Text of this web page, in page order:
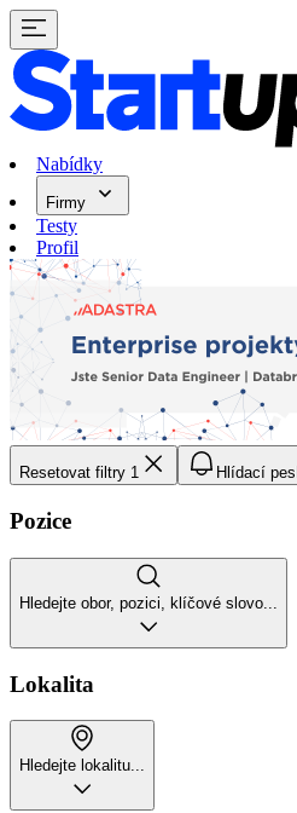
Nabídky
Firmy
Testy
Profil
Resetovat filtry 1 Hlídací pes
Pozice
Hledejte obor, pozici, klíčové slovo...
Lokalita
Hledejte lokalitu...